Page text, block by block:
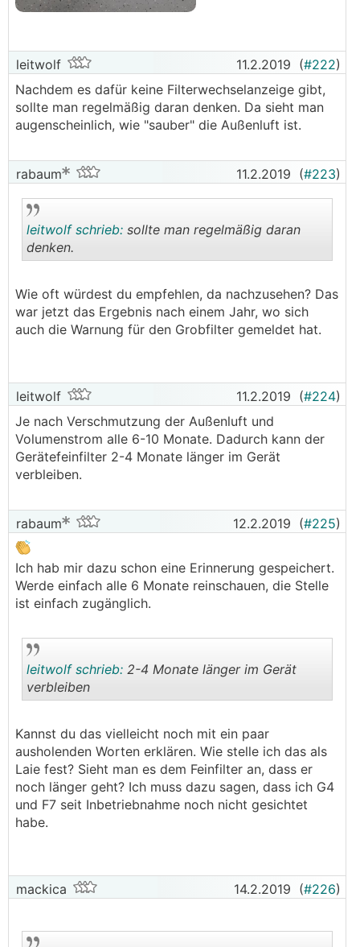
leitwolf 11.2.2019 (#222)
Nachdem es dafür keine Filterwechselanzeige gibt,
sollte man regelmäßig daran denken. Da sieht man
augenscheinlich, wie "sauber" die Außenluft ist.
rabaum 11.2.2019 (#223)
..
leitwolf schrieb: sollte man regelmäßig daran
denken.
Wie oft würdest du empfehlen, da nachzusehen? Das
war jetzt das Ergebnis nach einem Jahr, wo sich
auch die Warnung für den Grobfilter gemeldet hat.
leitwolf 11.2.2019 (#224)
Je nach Verschmutzung der Außenluft und
Volumenstrom alle 6-10 Monate. Dadurch kann der
Gerätefeinfilter 2-4 Monate länger im Gerät
verbleiben.
rabaum 12.2.2019 (#225)
Ich hab mir dazu schon eine Erinnerung gespeichert.
Werde einfach alle 6 Monate reinschauen, die Stelle
ist einfach zugänglich.
.
leitwolf schrieb: 2-4 Monate länger im Gerät
verbleiben
Kannst du das vielleicht noch mit ein paar
ausholenden Worten erklären. Wie stelle ich das als
Laie fest? Sieht man es dem Feinfilter an, dass er
noch länger geht? Ich muss dazu sagen, dass ich G4
und F7 seit Inbetriebnahme noch nicht gesichtet
habe.
mackica 14.2.2019 (#226)